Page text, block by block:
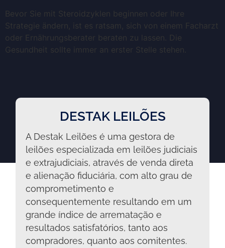
Bevor Sie mit Steroidzyklen beginnen oder Ihre
Strategie ändern, ist es ratsam, sich von einem Facharzt
oder Ernährungsberater beraten zu lassen. Die
Gesundheit sollte immer an erster Stelle stehen.
DESTAK LEILÕES
A Destak Leilões é uma gestora de
leilões especializada em leilões judiciais
e extrajudiciais, através de venda direta
e alienação fiduciária, com alto grau de
comprometimento e
consequentemente resultando em um
grande índice de arrematação e
resultados satisfatórios, tanto aos
compradores, quanto aos comitentes.